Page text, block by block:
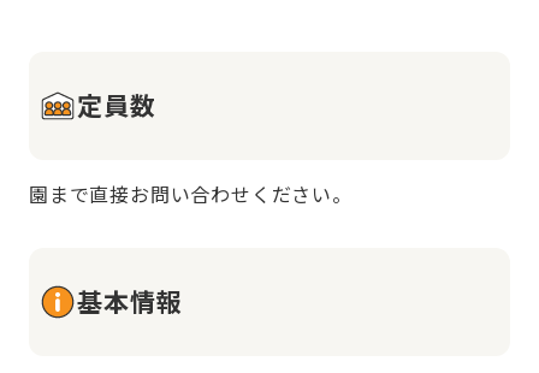
定員数
園まで直接お問い合わせください。
基本情報